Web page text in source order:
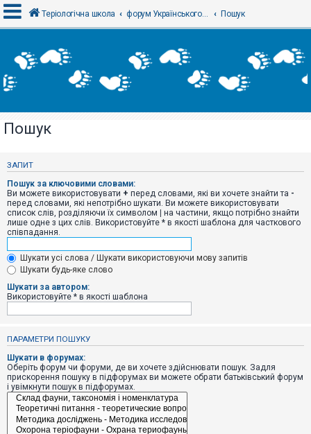
х
і
Р
с
р
а
ц
і
я
Т
е
м
и
б
і
п
о
в
і
д
Теріологічна школа форум Українського теріологічного товариства Пошук
Пошук
ЗАПИТ
Пошук за ключовими словами:
Ви можете використовувати + перед словами, які ви хочете знайти та -
перед словами, які непотрібно шукати. Ви можете використовувати
список слів, розділяючи їх символом | на частини, якщо потрібно знайти
лише одне з цих слів. Використовуйте * в якості шаблона для часткового
співпадання.
Шукати усі слова / Шукати використовуючи мову запитів
Шукати будь-яке слово
Шукати за автором:
Використовуйте * в якості шаблона
ПАРАМЕТРИ ПОШУКУ
Шукати в форумах:
Оберіть форум чи форуми, де ви хочете здійснювати пошук. Задля
прискорення пошуку в підфорумах ви можете обрати батьківський форум
і увімкнути пошук в підфорумах.